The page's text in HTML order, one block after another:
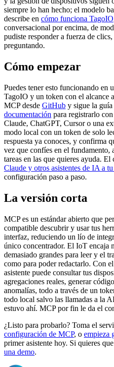
siempre lo han hecho; el modelo
describe en cómo funciona TagoIO
conversacional por encima, de
pudiste responder a fuerza de
preguntando.
Cómo empezar
Puedes tener esto funcionando en
TagoIO y un token con el alcance
MCP desde GitHub y sigue la
documentación para registrarlo
Claude, ChatGPT, Cursor o una
modo local con un token de solo
respuesta ya conoces, y confirma
vez que confíes en el fundamento,
tareas en las que quieres ayuda.
Claude y otros asistentes de IA a
configuración paso a paso.
La versión corta
MCP es un estándar abierto que
compatible descubrir y usar tus
interfaz, reduciendo un lío de
único concentrador. El IoT encaja
demasiado grandes para leer y el
como para poder redactarlo. Con
asistente puede consultar tus
agregaciones reales, generar
anomalías, todo a través de un
todo local salvo las llamadas a la
estuvo ahí. MCP por fin le da el
¿Listo para probarlo? Toma el
configuración de MCP, o empieza
primer asistente hoy. Si quieres
una demo.